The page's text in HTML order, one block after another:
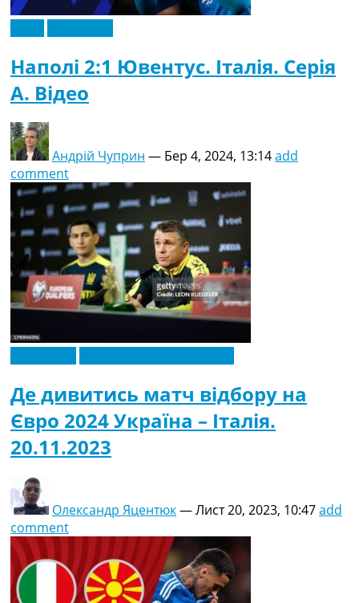
Наполі 2:1 Ювентус. Італія. Серія
A. Відео
Андрій Чуприн — Бер 4, 2024, 13:14add
comment
Де дивитись матч відбору на
Євро 2024 Україна – Італія.
20.11.2023
Олександр Яцентюк—Лист 20, 2023, 10:47add
comment